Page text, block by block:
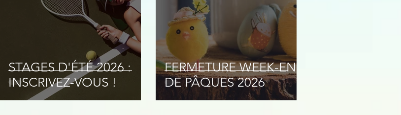
STAGES D'ÉTÉ 2026 :
INSCRIVEZ-VOUS !
FERMETURE WEEK-END
DE PÂQUES 2026